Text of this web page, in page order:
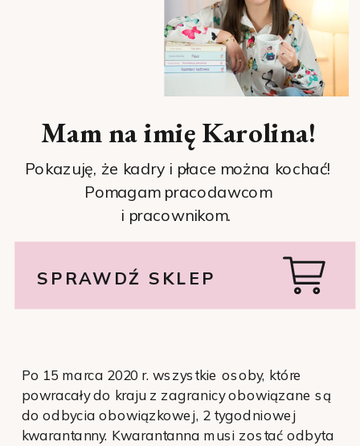
Po 15 marca 2020 r. wszystkie osoby, które
powracały do kraju z zagranicy obowiązane są
do odbycia obowiązkowej, 2 tygodniowej
kwarantanny. Kwarantanna musi zostać odbyta
Pokazuję, że kadry i płace można kochać!
Pomagam pracodawcom
i pracownikom.
SPRAWDŹ SKLEP
Mam na imię Karolina!